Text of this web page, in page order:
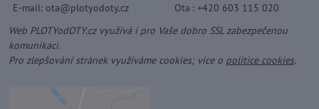
E-mail: ota@plotyodoty.cz
Ota : +420 603 115 020
Web PLOTYodOTY.cz využívá i pro Vaše dobro SSL zabezpečenou
komunikaci.
Pro zlepšování stránek využíváme cookies; více o politice cookies.